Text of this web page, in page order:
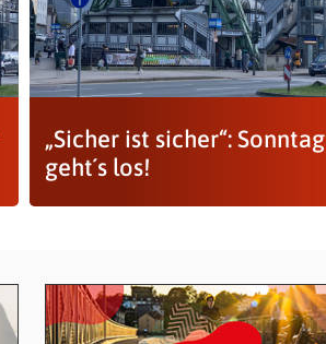
„Sicher ist sicher“: Sonntag
geht´s los!